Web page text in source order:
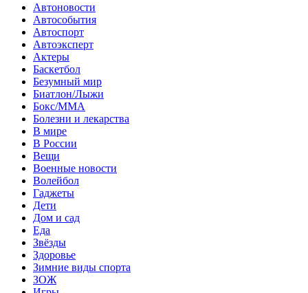
Автоновости
Автособытия
Автоспорт
Автоэксперт
Актеры
Баскетбол
Безумный мир
Биатлон/Лыжи
Бокс/MMA
Болезни и лекарства
В мире
В России
Вещи
Военные новости
Волейбол
Гаджеты
Дети
Дом и сад
Еда
Звёзды
Здоровье
Зимние виды спорта
ЗОЖ